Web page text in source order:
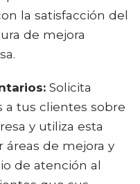
la satisfacción del
de mejora
Solicita
tus clientes sobre
y utiliza esta
áreas de mejora y
de atención al